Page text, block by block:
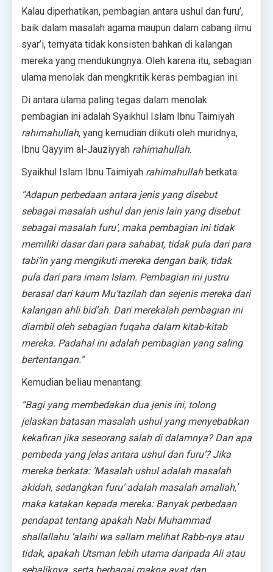
Kalau diperhatikan, pembagian antara ushul dan furu’,
baik dalam masalah agama maupun dalam cabang ilmu
syar’i, ternyata tidak konsisten bahkan di kalangan
mereka yang mendukungnya. Oleh karena itu, sebagian
ulama menolak dan mengkritik keras pembagian ini.
Di antara ulama paling tegas dalam menolak
pembagian ini adalah Syaikhul Islam Ibnu Taimiyah
rahimahullah, yang kemudian diikuti oleh muridnya,
Ibnu Qayyim al-Jauziyyah rahimahullah.
Syaikhul Islam Ibnu Taimiyah rahimahullahberkata:
“Adapun perbedaan antara jenis yang disebut
sebagai masalah ushul dan jenis lain yang disebut
sebagai masalah furu’, maka pembagian ini tidak
memiliki dasar dari para sahabat, tidak pula dari para
tabi’in yang mengikuti mereka dengan baik, tidak
pula dari para imam Islam. Pembagian ini justru
berasal dari kaum Mu’tazilah dan sejenis mereka dari
kalangan ahli bid’ah. Dari merekalah pembagian ini
diambil oleh sebagian fuqaha dalam kitab-kitab
mereka. Padahal ini adalah pembagian yang saling
bertentangan.”
Kemudian beliau menantang:
“Bagi yang membedakan dua jenis ini, tolong
jelaskan batasan masalah ushul yang menyebabkan
kekafiran jika seseorang salah di dalamnya? Dan apa
pembeda yang jelas antara ushul dan furu’? Jika
mereka berkata: ‘Masalah ushul adalah masalah
akidah, sedangkan furu’ adalah masalah amaliah,’
maka katakan kepada mereka: Banyak perbedaan
pendapat tentang apakah Nabi Muhammad
shallallahu ‘alaihi wa sallam melihat Rabb-nya atau
tidak, apakah Utsman lebih utama daripada Ali atau